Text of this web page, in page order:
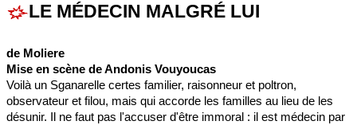
LE MÉDECIN MALGRÉ LUI
de Moliere
Mise en scène de Andonis Vouyoucas
Voilà un Sganarelle certes familier, raisonneur et poltron,
observateur et filou, mais qui accorde les familles au lieu de les
désunir. Il ne faut pas l'accuser d'être immoral : il est médecin par